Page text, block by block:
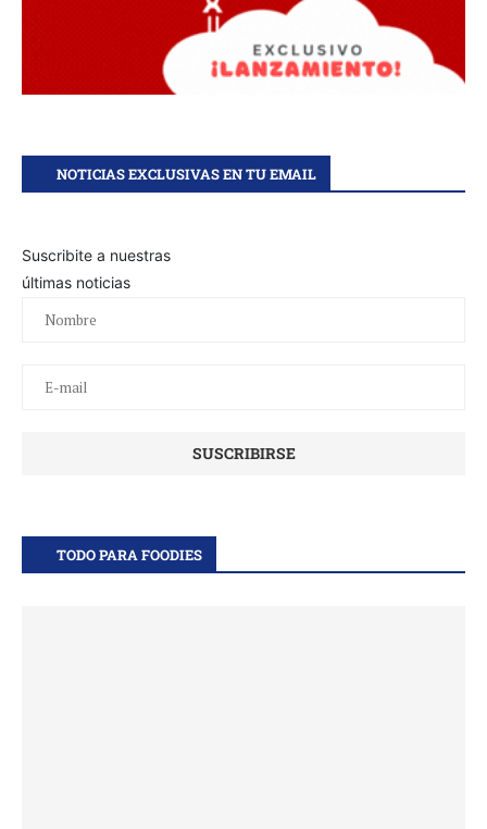
NOTICIAS EXCLUSIVAS EN TU EMAIL
Suscribite a nuestras
últimas noticias
TODO PARA FOODIES